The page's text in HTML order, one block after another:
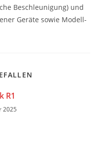
Beschleunigung) und
Geräte sowie Modell-
R1
2025